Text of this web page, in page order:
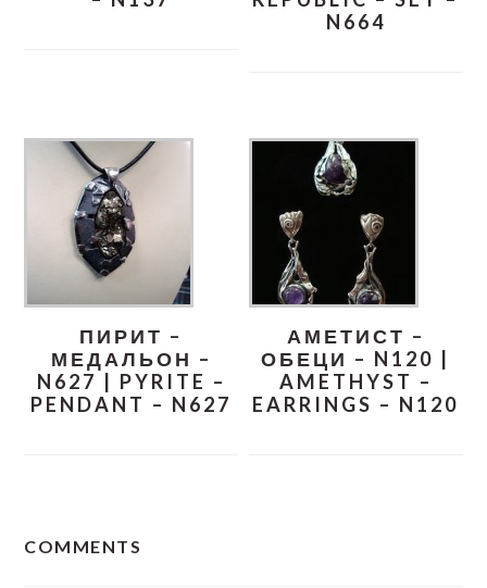
N664
ПИРИТ –
МЕДАЛЬОН –
N627 | PYRITE –
PENDANT – N627
АМЕТИСТ –
ОБЕЦИ – N120 |
AMETHYST –
EARRINGS – N120
INTERACTIONS
COMMENTS